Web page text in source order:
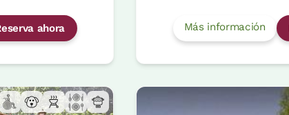
ahora Más información